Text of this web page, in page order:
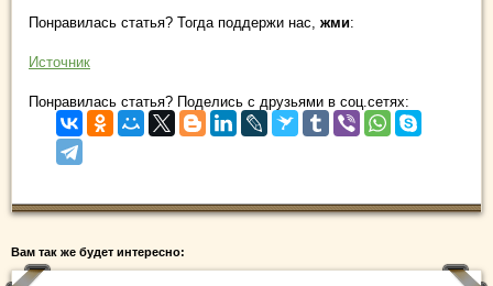
Понравилась статья? Тогда поддержи нас, жми:
Источник
Понравилась статья? Поделись с друзьями в соц.сетях:
Вам так же будет интересно: